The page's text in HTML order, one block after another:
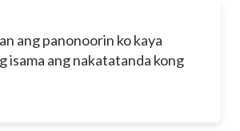
ang panonoorin ko kaya
isama ang nakatatanda kong